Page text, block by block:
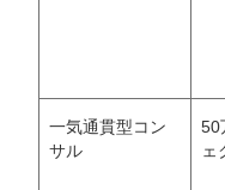
〒160-
一気通貫型コン
サル
50
ェ